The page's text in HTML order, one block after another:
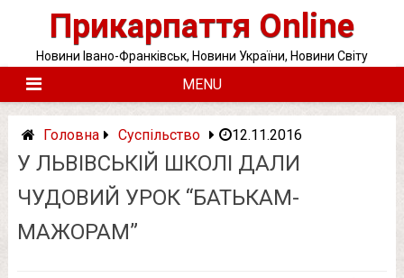
Прикарпаття Online
Новини Івано-Франківськ, Новини України, Новини Світу
MENU
Головна Суспільство 12.11.2016
У ЛЬВІВСЬКІЙ ШКОЛІ ДАЛИ
ЧУДОВИЙ УРОК “БАТЬКАМ-
МАЖОРАМ”